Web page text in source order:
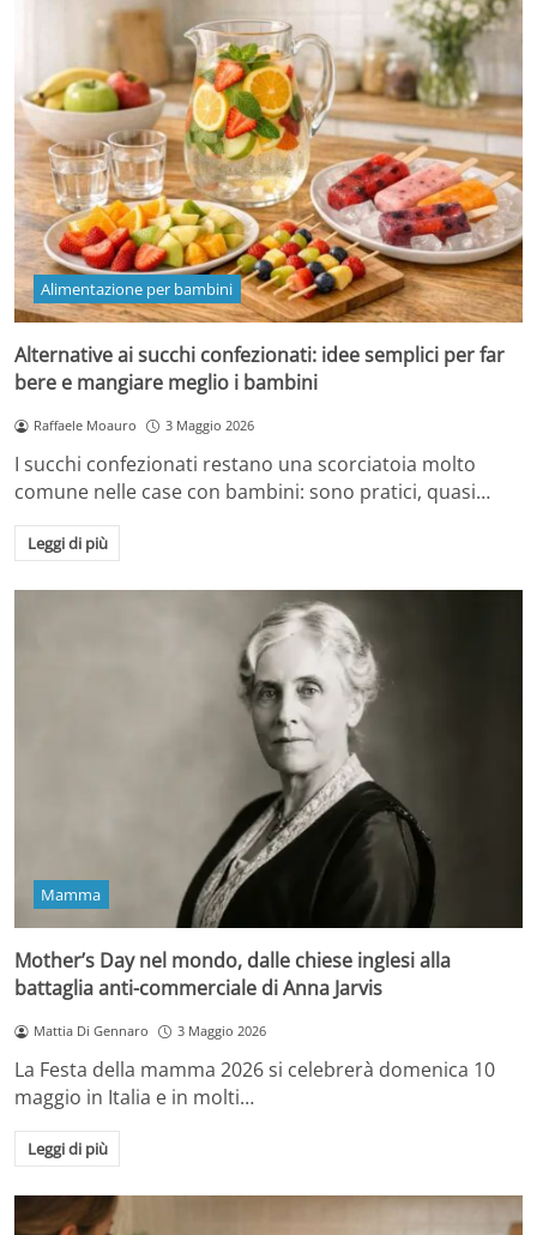
Alimentazione per bambini
Alternative ai succhi confezionati: idee semplici per far
bere e mangiare meglio i bambini
Raffaele Moauro 3 Maggio 2026
I succhi confezionati restano una scorciatoia molto
comune nelle case con bambini: sono pratici, quasi…
Leggi di più
Mamma
Mother’s Day nel mondo, dalle chiese inglesi alla
battaglia anti-commerciale di Anna Jarvis
Mattia Di Gennaro 3 Maggio 2026
La Festa della mamma 2026 si celebrerà domenica 10
maggio in Italia e in molti…
Leggi di più